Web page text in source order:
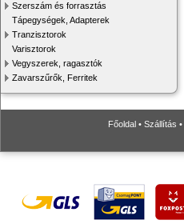
Szerszám és forrasztás
Tápegységek, Adapterek
Tranzisztorok
Varisztorok
Vegyszerek, ragasztók
Zavarszűrők, Ferritek
Főoldal • Szállítás •